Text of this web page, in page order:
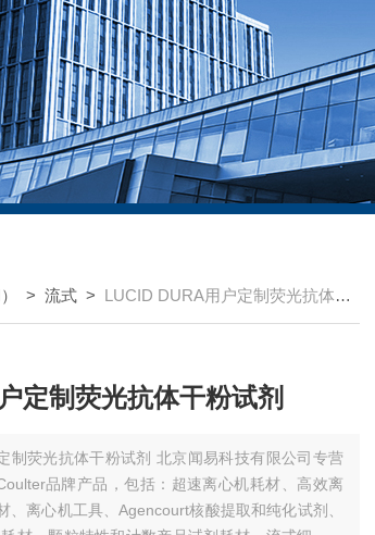
>流式 > LUCID DURA用户定制荧光抗体干粉试剂
定制荧光抗体干粉试剂
粉试剂 北京闻易科技有限公司专营
品牌产品，包括：超速离心机耗材、高效离
、离心机工具、Agencourt核酸提取和纯化试剂、